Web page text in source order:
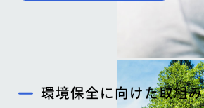
環境保全に向けた取組み